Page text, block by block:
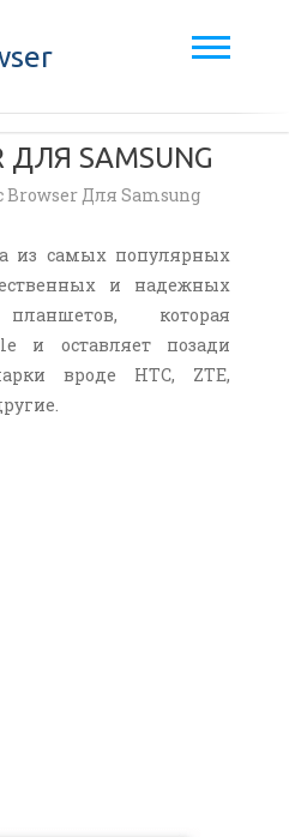
ДЛЯ SAMSUNG
Browser Для Samsung
из самых популярных
и надежных
которая
и оставляет позади
вроде HTC, ZTE,